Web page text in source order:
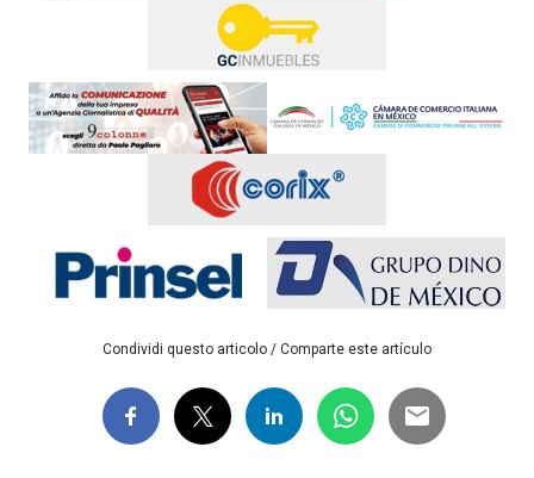
Condividi questo articolo / Comparte este artículo